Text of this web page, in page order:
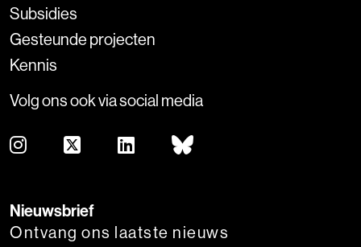
Subsidies
Gesteunde projecten
Kennis
Volg ons ook via social media
Nieuwsbrief
Ontvang ons laatste nieuws